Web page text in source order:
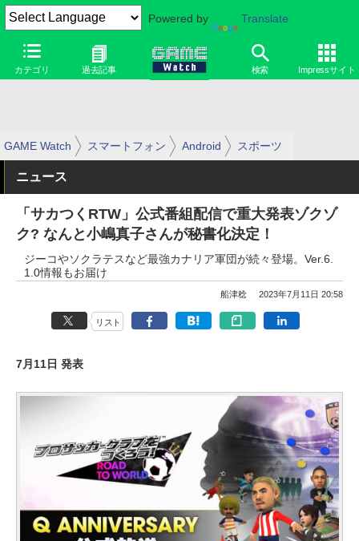
Powered by Translate
カテゴリ 過去記事 検索 Impressサイト
GAME Watch スマートフォン Android スポーツ
ニュース
「サカつくRTW」公式番組配信で重大発表ゾクゾ
ク? なんと小嶋真子さんが秘書化決定！
ジーコやソクラテスなど最強カナリア軍団が続々登場。Ver.6.
1.0情報もお届け
船津稔 2023年7月11日 20:58
リスト
7月11日 発表